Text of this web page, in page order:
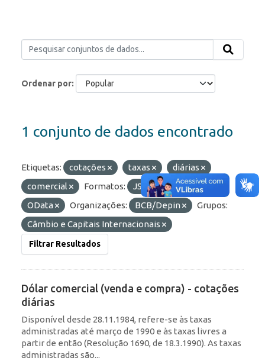
Ordenar por
1 conjunto de dados encontrado
Etiquetas: cotações taxas
diárias
comercial
Formatos: JSON
API
OData
Organizações: BCB/Depin
Grupos:
Câmbio e Capitais Internacionais
Filtrar Resultados
Dólar comercial (venda e compra) - cotações
diárias
Disponível desde 28.11.1984, refere-se às taxas
administradas até março de 1990 e às taxas livres a
partir de então (Resolução 1690, de 18.3.1990). As taxas
administradas são...